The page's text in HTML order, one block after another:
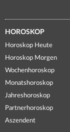
HOROSKOP
Horoskop Heute
Horoskop Morgen
Wochenhoroskop
Monatshoroskop
Jahreshoroskop
Partnerhoroskop
Aszendent